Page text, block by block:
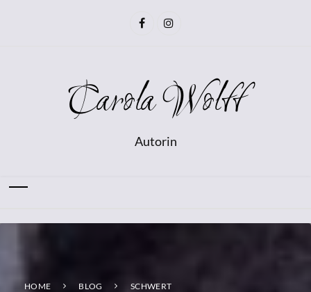
Carola Wolff
Autorin
HOME BLOG SCHWERT